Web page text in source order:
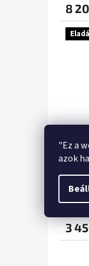
"Ez a
azok
8
3